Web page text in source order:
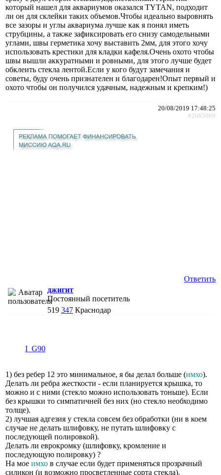
который нашел для аквариумов оказался TYTAN, подходит
ли он для склейки таких объемов.Чтобы идеально выровнять
все зазоры и углы аквариума лучше как я понял иметь
струбцины, а также зафиксировать его снизу самодельными
углами, швы герметика хочу выставить 2мм, для этого хочу
использовать крестики для кладки кафеля.Очень охото чтобы
швы вышли аккуратными и ровными, для этого лучше будет
обклеить стекла лентой.Если у кого будут замечания и
советы, буду очень признателен и благодарен!Опыт первый и
охото чтобы он получился удачным, надежным и крепким!)
20/08/2019 17:48:25
#2665969
Ответить
джигит
Постоянный посетитель
519 347 Краснодар
I_G90
1) без ребер 12 это минимальное, я бы делал больше (имхо).
Делать ли ребра жесткости - если планируется крышка, то
можно и с ними (стекло можно использовать тоньше). Если
без крышки то симпатичней без них (но стекло необходимо
толще).
2) лучшая адгезия у стекла совсем без обработки (ни в коем
случае не делать шлифовку, не путать шлифовку с
последующей полировкой).
Делать ли еврокромку (шлифовку, кромление и
последующую полировку) ?
На мое имхо в случае если будет применяться прозрачный
силикон (и возможно просветленные сорта стекла).